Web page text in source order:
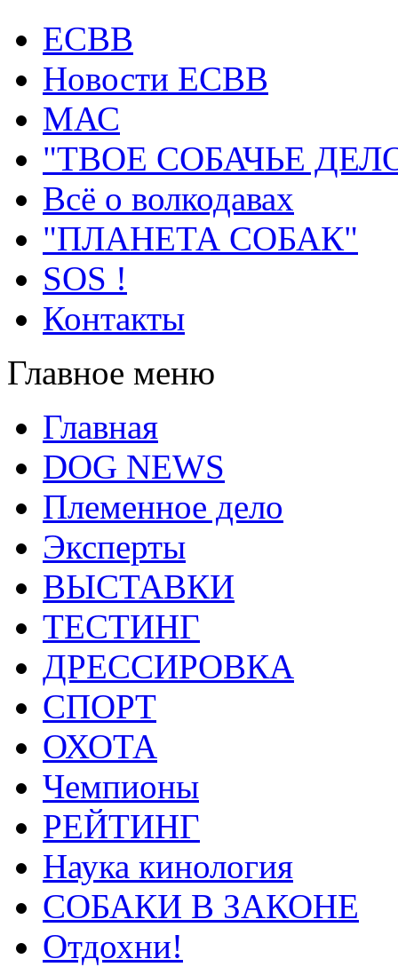
ECВB
Новости ЕСВВ
МАС
"ТВОЕ СОБАЧЬЕ
Всё о волкодавах
"ПЛАНЕТА СОБАК"
SOS !
Контакты
Главное меню
Главная
DOG NEWS
Племенное дело
Эксперты
ВЫСТАВКИ
ТЕСТИНГ
ДРЕССИРОВКА
СПОРТ
ОХОТА
Чемпионы
РЕЙТИНГ
Наука кинология
СОБАКИ В ЗАКОНЕ
Отдохни!